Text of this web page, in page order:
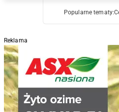
Popularne tematy:
Reklama